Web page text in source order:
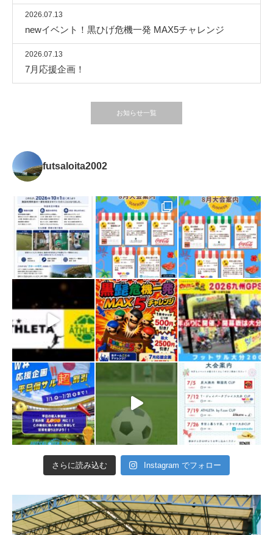
2026.07.13
newイベント！黒ひげ危機一発 MAX5チャレンジ
2026.07.13
7月応援企画！
お知らせ一覧
futsaloita2002
さらに読み込む Instagram でフォロー
動
プ
レ
ー